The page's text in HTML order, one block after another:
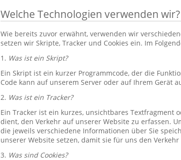
Welche Technologien verwenden wir?
Wie bereits zuvor erwähnt, verwenden wir
setzen wir Skripte, Tracker und Cookies ein. Im
1. Was ist ein Skript?
Ein Skript ist ein kurzer Programmcode, der die
Code kann auf unserem Server oder auf Ihrem Gerät
2. Was ist ein Tracker?
Ein Tracker ist ein kurzes, unsichtbares
dient, den Verkehr auf unserer Website zu erfassen.
die jeweils verschiedene Informationen über Sie
unserer Website setzen, damit sie für uns den
3. Was sind Cookies?